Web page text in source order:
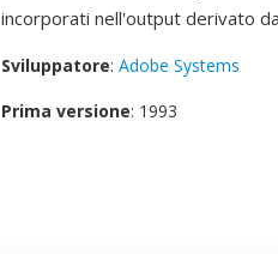
incorporati nell'output derivato
Sviluppatore: Adobe Systems
Prima versione: 1993